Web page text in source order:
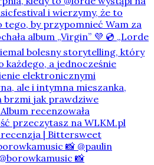
📸 @paulin